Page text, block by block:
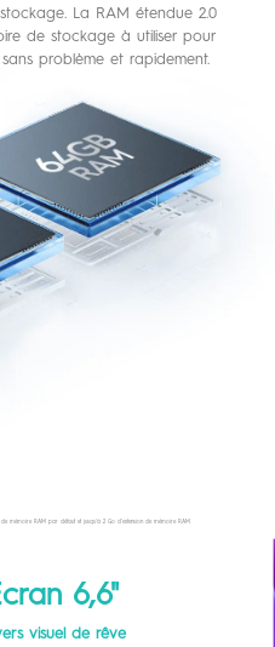
La RAM étendue 2.0
de stockage à utiliser pour
problème et rapidement.
mémoire RAM par défaut et jusqu'à 2 Go d'extension de mémoire RAM.
6,6"
visuel de rêve